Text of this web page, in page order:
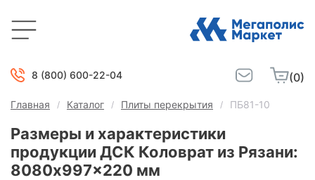
8 (800) 600-22-04 (0)
Главная Каталог Плиты перекрытия ПБ81-10
Размеры и характеристики
продукции ДСК Коловрат из Рязани:
8080x997x220 мм